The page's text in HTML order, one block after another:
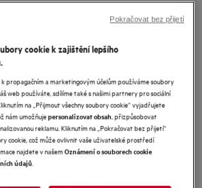
Informační list výrobku
udržuje přesné a stabilní teploty.
vzduch na každé polici, s DynamicAir.
je vyrobeno ze 70 % z recyklovaného plastu.
cookie k zajištění lepšího
propagačním a marketingovým účelům používáme soubory
web používáte, sdílíme také s našimi partnery pro sociální
na „Přijmout všechny soubory cookie“ vyjadřujete
nám umožňujepersonalizovat obsah, přizpůsobovat
reklamu. Kliknutím na „Pokračovat bez přijetí“
cookie, což může ovlivnit vaše uživatelské prostředí
najdete v našemOznámení o souborech cookie
údajů.
Pokračovat bez přijetí